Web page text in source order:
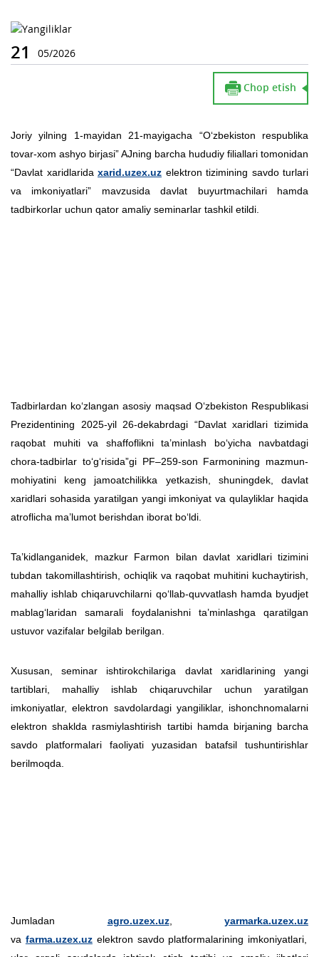
21 05/2026
Chop etish
Joriy yilning 1-mayidan 21-mayigacha “O‘zbekiston respublika
tovar-xom ashyo birjasi” AJning barcha hududiy filiallari tomonidan
“Davlat xaridlarida xarid.uzex.uz elektron tizimining savdo turlari
va imkoniyatlari” mavzusida davlat buyurtmachilari hamda
tadbirkorlar uchun qator amaliy seminarlar tashkil etildi.
Tadbirlardan ko‘zlangan asosiy maqsad O‘zbekiston Respublikasi
Prezidentining 2025-yil 26-dekabrdagi “Davlat xaridlari tizimida
raqobat muhiti va shaffoflikni ta’minlash bo‘yicha navbatdagi
chora-tadbirlar to‘g‘risida”gi PF–259-son Farmonining mazmun-
mohiyatini keng jamoatchilikka yetkazish, shuningdek, davlat
xaridlari sohasida yaratilgan yangi imkoniyat va qulayliklar haqida
atroflicha ma’lumot berishdan iborat bo‘ldi.
Ta’kidlanganidek, mazkur Farmon bilan davlat xaridlari tizimini
tubdan takomillashtirish, ochiqlik va raqobat muhitini kuchaytirish,
mahalliy ishlab chiqaruvchilarni qo‘llab-quvvatlash hamda byudjet
mablag‘laridan samarali foydalanishni ta’minlashga qaratilgan
ustuvor vazifalar belgilab berilgan.
Xususan, seminar ishtirokchilariga davlat xaridlarining yangi
tartiblari, mahalliy ishlab chiqaruvchilar uchun yaratilgan
imkoniyatlar, elektron savdolardagi yangiliklar, ishonchnomalarni
elektron shaklda rasmiylashtirish tartibi hamda birjaning barcha
savdo platformalari faoliyati yuzasidan batafsil tushuntirishlar
berilmoqda.
Jumladan agro.uzex.uz, yarmarka.uzex.uz
va farma.uzex.uzelektron savdo platformalarining imkoniyatlari,